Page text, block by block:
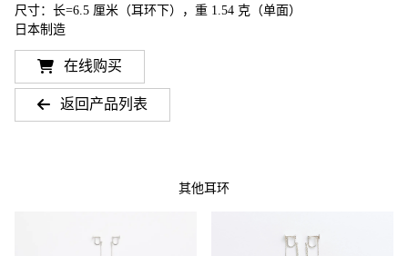
尺寸：长=6.5 厘米（耳环下），重 1.54 克（单面）
日本制造
在线购买
返回产品列表
其他耳环